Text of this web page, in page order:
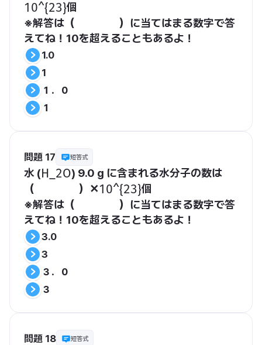
​10^{23}​個
※解答は（　　　　）に当てはまる数字で答
えてね！10を超えることもあるよ！
1.0
1
１．０
１
問題 17 短答式
水 (​H_2O​) 9.0 g に含まれる水分子の数は
（　　　　）✕​10^{23}​個
※解答は（　　　　）に当てはまる数字で答
えてね！10を超えることもあるよ！
3.0
3
３．０
３
問題 18 短答式